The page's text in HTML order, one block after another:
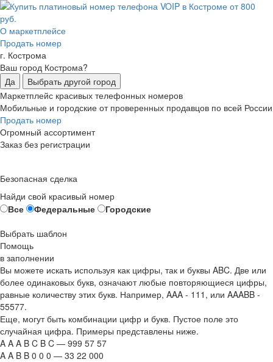
О маркетплейсе
Продать номер
г. Кострома
Ваш город Кострома?
Да
Выбрать другой город
Маркетплейс красивых телефонных номеров
Мобильные и городские от проверенных продавцов по всей России
Продать номер
Огромный ассортимент
Заказ без регистрации
Безопасная сделка
Найди свой красивый номер
Все
Федеральные
Городские
Выбрать шаблон
Помощь
в заполнении
Вы можете искать используя как цифры, так и буквы ABC. Две или
более одинаковых букв, означают любые повторяющиеся цифры,
равные количеству этих букв. Например, AAA - 111 , или AAABB -
55577.
Еще, могут быть комбинации цифр и букв. Пустое поле это
случайная цифра. Примеры представлены ниже.
A A A B C B C — 999 57 57
A A B B 0 0 0 — 33 22 000